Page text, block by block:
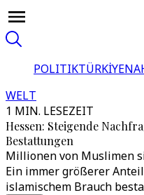
POLITIKTÜRKİYE
WELT
1 MIN. LESEZEIT
Hessen: Steigende
Bestattungen
Millionen von Muslimen
Ein immer größerer
islamischem Brauch